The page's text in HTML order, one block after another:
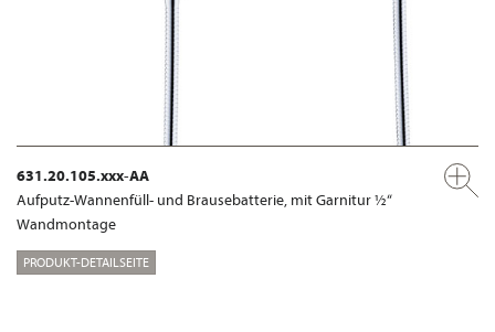
631.20.105.xxx-AA
Aufputz-Wannenfüll- und Brausebatterie, mit Garnitur ½“
Wandmontage
PRODUKT-DETAILSEITE